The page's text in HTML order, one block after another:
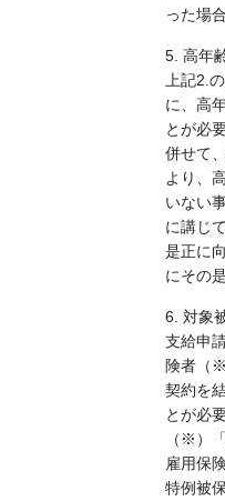
った場
5. 高年
上記2.
に、高
とが必
併せて
より、
いない
に講じ
是正に
にその
6. 対象
支給申
険者（
契約を
とが必
（※）
雇用保
特例被